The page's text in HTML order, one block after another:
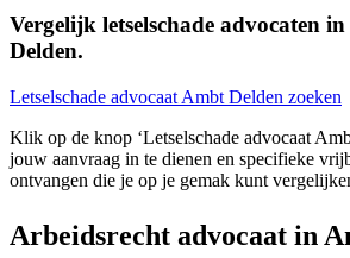
Vergelijk letselschade advocaten
Delden.
Letselschade advocaat Ambt Delden zoeken
Klik op de knop ‘Letselschade advocaat
jouw aanvraag in te dienen en specifieke
ontvangen die je op je gemak kunt
Arbeidsrecht advocaat in